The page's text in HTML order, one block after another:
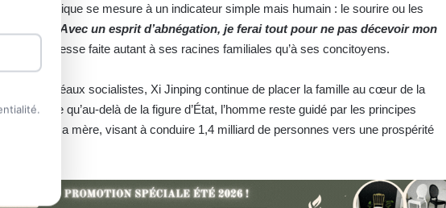
d’une politique se mesure à un indicateur simple mais humain : le sourire ou les
mantra,
Avec un esprit d’abnégation, je ferai tout pour ne pas décevoir mon
une promesse faite autant à ses racines familiales qu’à ses concitoyens.
et idéaux socialistes, Xi Jinping continue de placer la famille au cœur de la
souligne qu’au-delà de la figure d’État, l’homme reste guidé par les principes
hérités de sa mère, visant à conduire 1,4 milliard de personnes vers une prospérité
de Régularisation foncière de
masse